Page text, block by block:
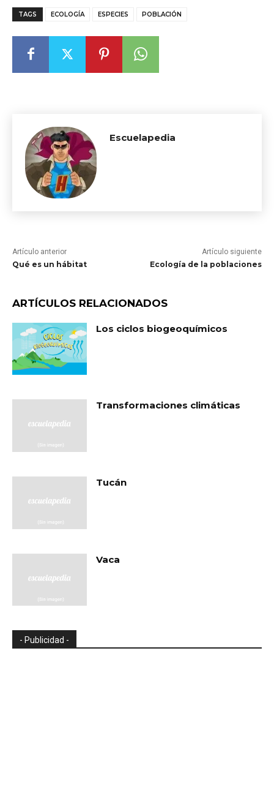
TAGS ECOLOGÍA ESPECIES POBLACIÓN
Escuelapedia
Artículo anterior
Qué es un hábitat
Artículo siguiente
Ecología de la poblaciones
ARTÍCULOS RELACIONADOS
Los ciclos biogeoquímicos
Transformaciones climáticas
Tucán
Vaca
- Publicidad -